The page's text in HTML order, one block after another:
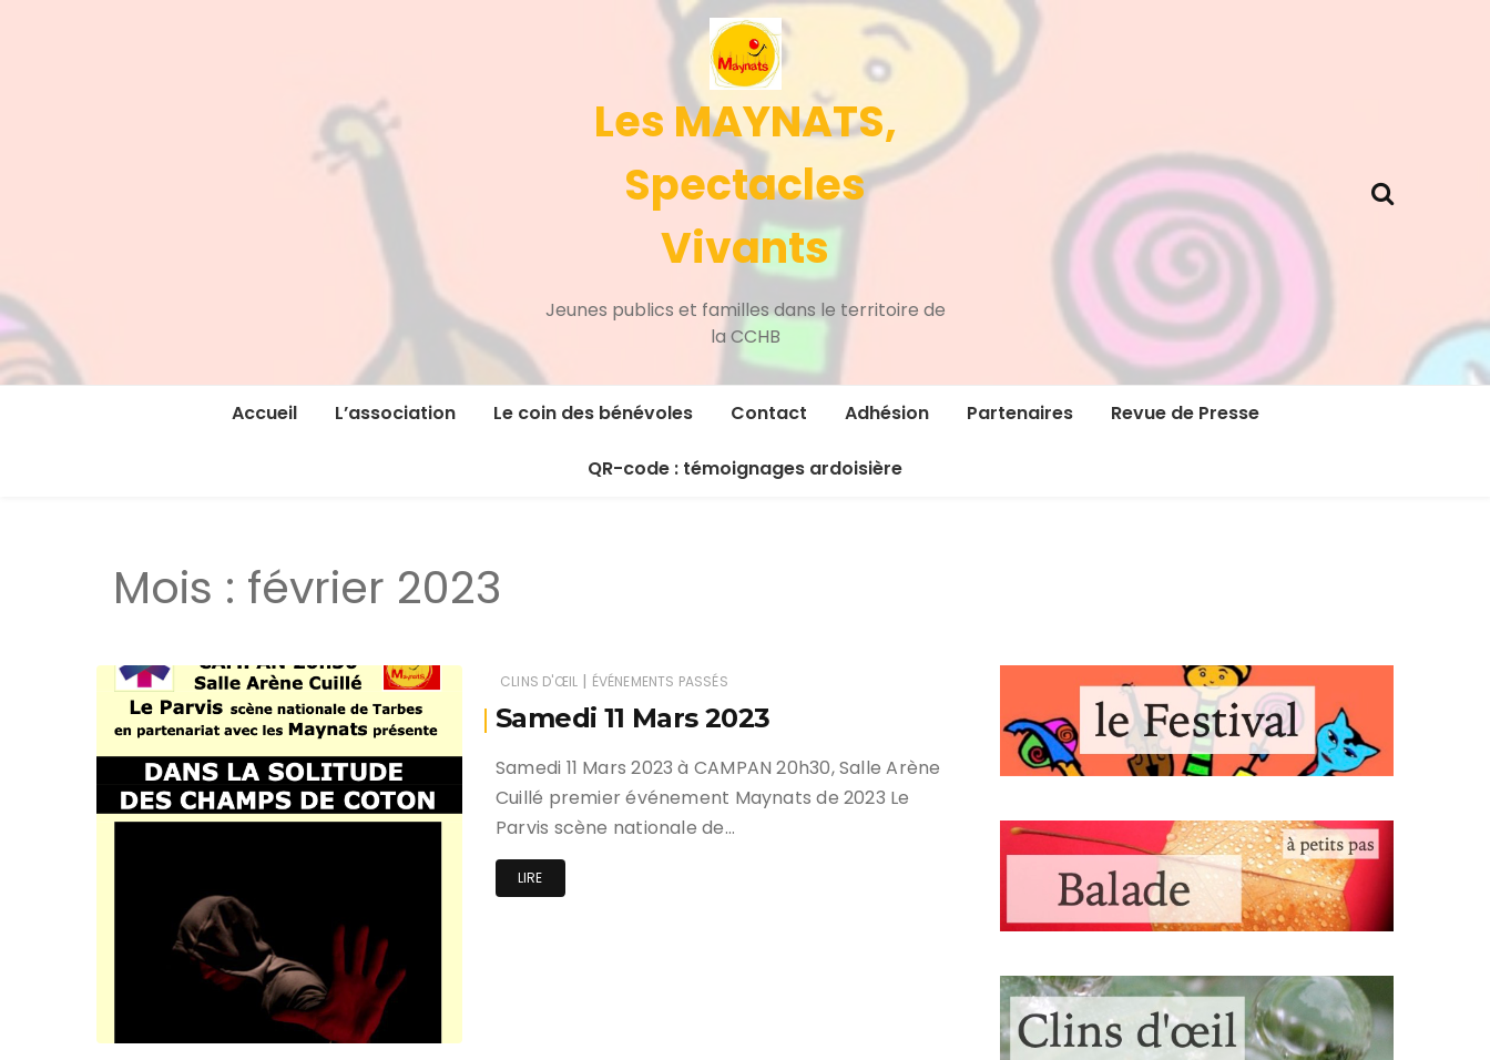
Les MAYNATS,
Spectacles
Vivants
Jeunes publics et familles dans le territoire de
la CCHB
Accueil L’association Le coin des bénévoles Contact Adhésion Partenaires Revue de Presse
QR-code : témoignages ardoisière
Mois : février 2023
CLINS D'ŒIL | ÉVÉNEMENTS PASSÉS
Samedi 11 Mars 2023
Samedi 11 Mars 2023 à CAMPAN 20h30, Salle Arène
Cuillé premier événement Maynats de 2023 Le
Parvis scène nationale de…
LIRE